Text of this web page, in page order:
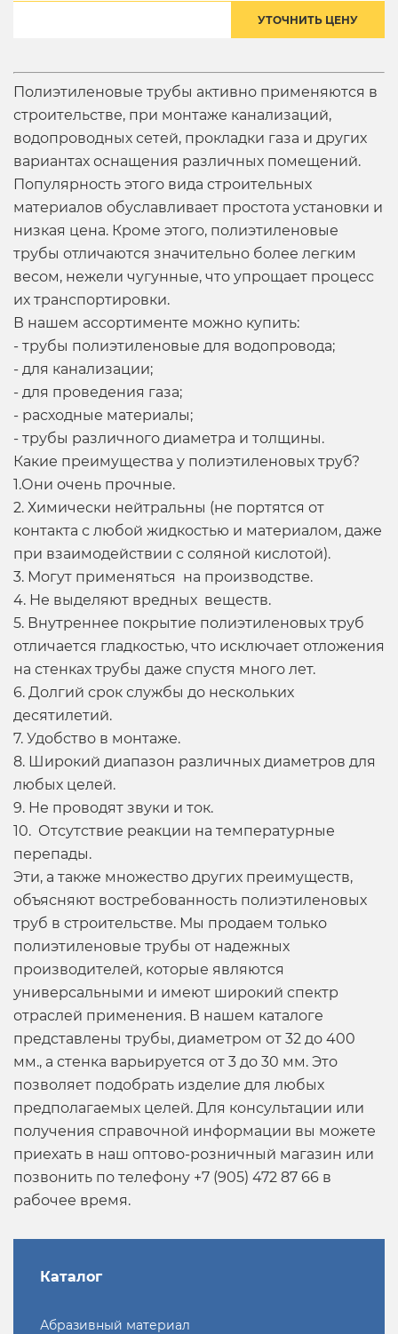
УТОЧНИТЬ ЦЕНУ
Полиэтиленовые трубы активно применяются в
строительстве, при монтаже канализаций,
водопроводных сетей, прокладки газа и других
вариантах оснащения различных помещений.
Популярность этого вида строительных
материалов обуславливает простота установки и
низкая цена. Кроме этого, полиэтиленовые
трубы отличаются значительно более легким
весом, нежели чугунные, что упрощает процесс
их транспортировки.
В нашем ассортименте можно купить:
- трубы полиэтиленовые для водопровода;
- для канализации;
- для проведения газа;
- расходные материалы;
- трубы различного диаметра и толщины.
Какие преимущества у полиэтиленовых труб?
1.Они очень прочные.
2. Химически нейтральны (не портятся от
контакта с любой жидкостью и материалом, даже
при взаимодействии с соляной кислотой).
3. Могут применяться на производстве.
4. Не выделяют вредных веществ.
5. Внутреннее покрытие полиэтиленовых труб
отличается гладкостью, что исключает отложения
на стенках трубы даже спустя много лет.
6. Долгий срок службы до нескольких
десятилетий.
7. Удобство в монтаже.
8. Широкий диапазон различных диаметров для
любых целей.
9. Не проводят звуки и ток.
10. Отсутствие реакции на температурные
перепады.
Эти, а также множество других преимуществ,
объясняют востребованность полиэтиленовых
труб в строительстве. Мы продаем только
полиэтиленовые трубы от надежных
производителей, которые являются
универсальными и имеют широкий спектр
отраслей применения. В нашем каталоге
представлены трубы, диаметром от 32 до 400
мм., а стенка варьируется от 3 до 30 мм. Это
позволяет подобрать изделие для любых
предполагаемых целей. Для консультации или
получения справочной информации вы можете
приехать в наш оптово-розничный магазин или
позвонить по телефону +7 (905) 472 87 66 в
рабочее время.
Каталог
Абразивный материал